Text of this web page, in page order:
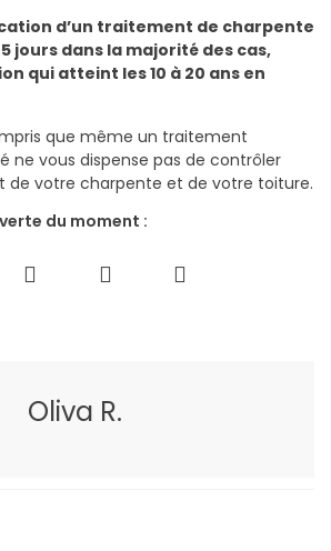
d’un traitement de charpente
jours dans la majorité des cas,
qui atteint les 10 à 20 ans en
que même un traitement
ne vous dispense pas de contrôler
de votre charpente et de votre toiture.
du moment :
Oliva R.